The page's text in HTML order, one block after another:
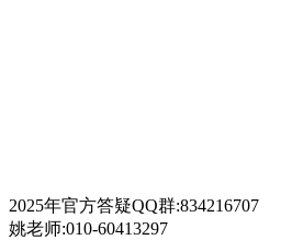
2025年官方答疑QQ群:834216707
姚老师:010-60413297